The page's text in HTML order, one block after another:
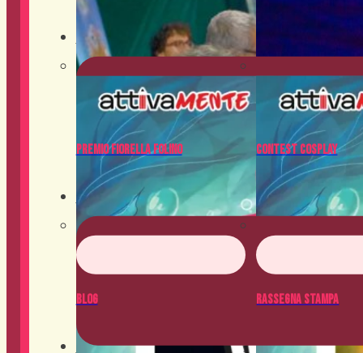
Contest
Premio Fiorella Folino Contest Cosplay
News
Blog Rassegna Stampa
Crowdfunding